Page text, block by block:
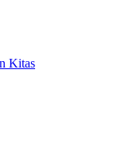
Kitas